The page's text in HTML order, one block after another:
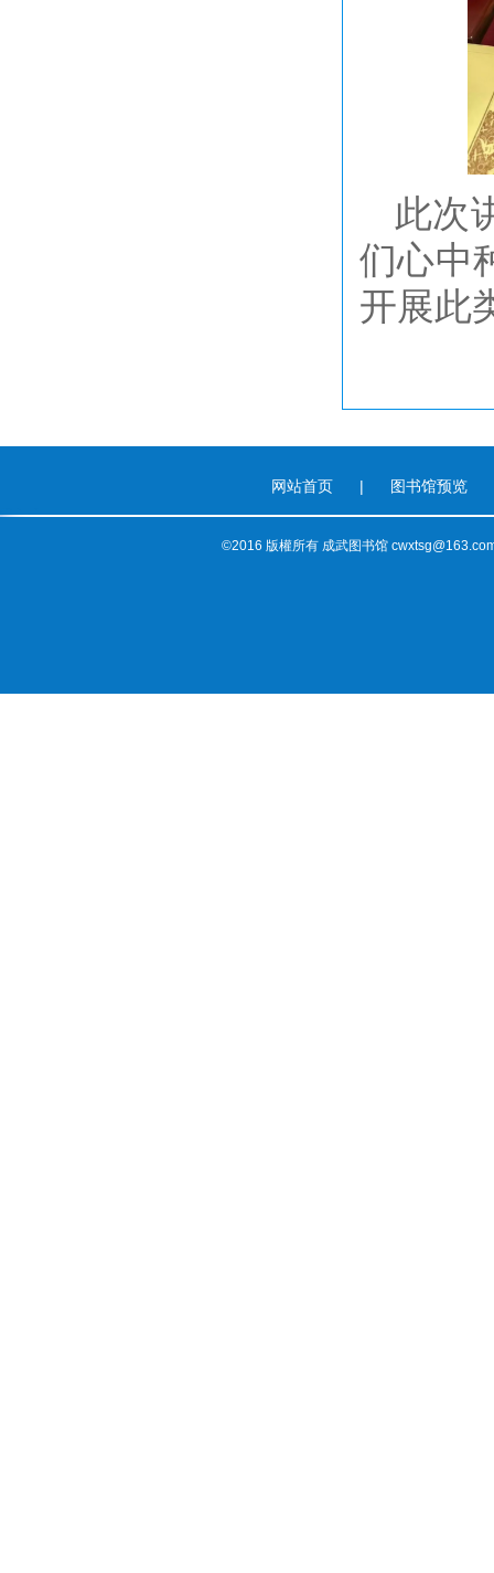
此次
们心中
开展此
网站首页 | 图书馆预览
©2016 版權所有 成武图书馆